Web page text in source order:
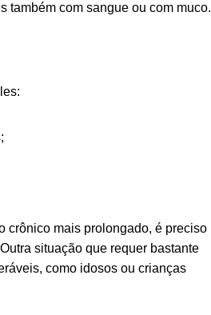
também com sangue ou com muco.
crônico mais prolongado, é preciso
situação que requer bastante
como idosos ou crianças